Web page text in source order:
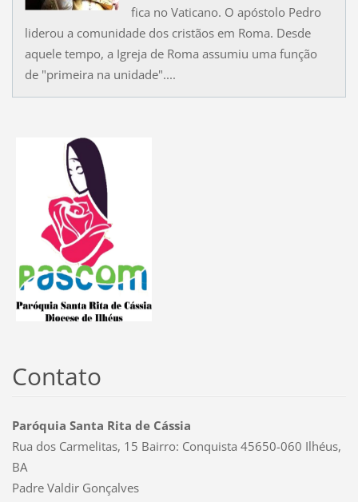
fica no Vaticano. O apóstolo Pedro
liderou a comunidade dos cristãos em Roma. Desde
aquele tempo, a Igreja de Roma assumiu uma função
de "primeira na unidade"....
Contato
Paróquia Santa Rita de Cássia
Rua dos Carmelitas, 15 Bairro: Conquista 45650-060 Ilhéus,
BA
Padre Valdir Gonçalves